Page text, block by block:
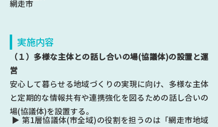
網走市
実施内容
（１）多様な主体との話し合いの場(協議体)の設置と運
営
安心して暮らせる地域づくりの実現に向け、多様な主体
と定期的な情報共有や連携強化を図るための話し合いの
場(協議体)を設置する。
▶︎ 第1層協議体(市全域)の役割を担うのは「網走市地域